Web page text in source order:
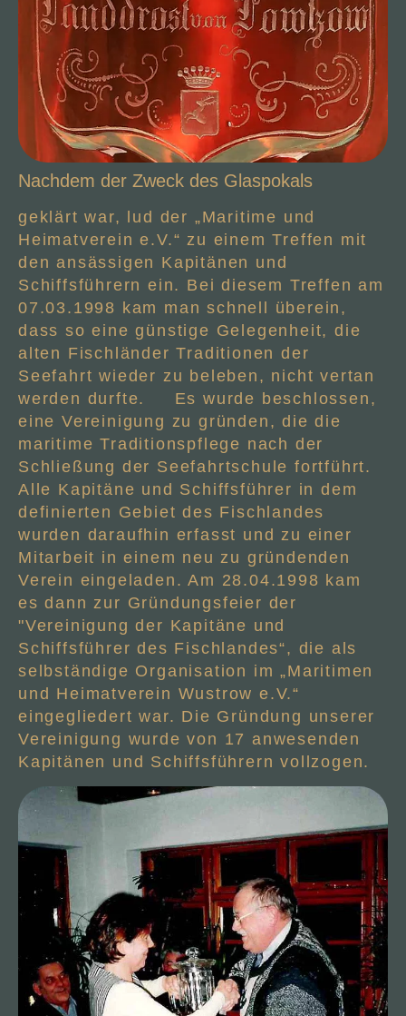
Nachdem der Zweck des Glaspokals
geklärt war, lud der „Maritime und
Heimatverein e.V.“ zu einem Treffen mit
den ansässigen Kapitänen und
Schiffsführern ein. Bei diesem Treffen am
07.03.1998 kam man schnell überein,
dass so eine günstige Gelegenheit, die
alten Fischländer Traditionen der
Seefahrt wieder zu beleben, nicht vertan
werden durfte. Es wurde beschlossen,
eine Vereinigung zu gründen, die die
maritime Traditionspflege nach der
Schließung der Seefahrtschule fortführt.
Alle Kapitäne und Schiffsführer in dem
definierten Gebiet des Fischlandes
wurden daraufhin erfasst und zu einer
Mitarbeit in einem neu zu gründenden
Verein eingeladen. Am 28.04.1998 kam
es dann zur Gründungsfeier der
"Vereinigung der Kapitäne und
Schiffsführer des Fischlandes“, die als
selbständige Organisation im „Maritimen
und Heimatverein Wustrow e.V.“
eingegliedert war. Die Gründung unserer
Vereinigung wurde von 17 anwesenden
Kapitänen und Schiffsführern vollzogen.